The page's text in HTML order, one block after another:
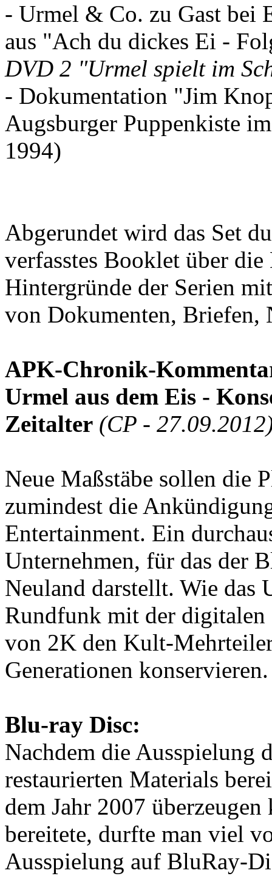
- Urmel & Co. zu Gast bei
aus "Ach du dickes Ei -
DVD 2 "Urmel spielt im
- Dokumentation "Jim
Augsburger Puppenkiste
1994)
Abgerundet wird das Set
verfasstes Booklet über
Hintergründe der Serien
von Dokumenten, Briefen,
APK-Chronik-
Urmel aus dem Eis -
Zeitalter (CP -
Neue Maßstäbe sollen die
zumindest die
Entertainment. Ein
Unternehmen, für das der
Neuland darstellt. Wie das
Rundfunk mit der
von 2K den Kult-
Generationen konservieren.
Blu-ray Disc:
Nachdem die Ausspielung
restaurierten Materials
dem Jahr 2007
bereitete, durfte man viel
Ausspielung auf BluRay-